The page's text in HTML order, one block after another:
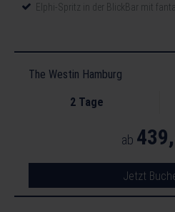
Elphi-Spritz in der BlickBar mit
The Westin Hamburg
2 Tage
ab
Jetzt